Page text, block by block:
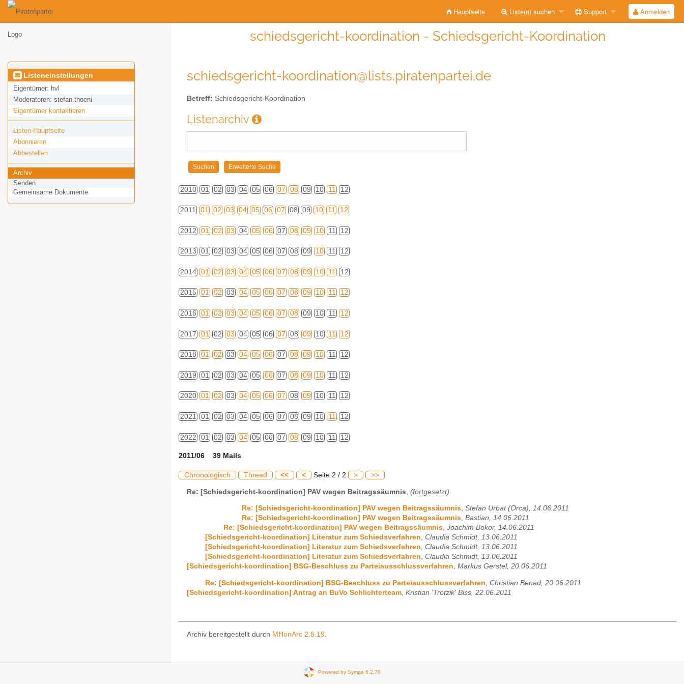
Hauptseite Liste(n) suchen Support Anmelden
schiedsgericht-koordination - Schiedsgericht-Koordination
Listeneinstellungen
Eigentümer: hvl
Moderatoren: stefan.thoeni
Eigentümer kontaktieren
Listen-Hauptseite
Abonnieren
Abbestellen
Archiv
Senden
Gemeinsame Dokumente
schiedsgericht-koordination@lists.piratenpartei.de
Betreff: Schiedsgericht-Koordination
Listenarchiv
2010 01 02 03 04 05 06 07 08 09 10 11 12
2011 01 02 03 04 05 06 07 08 09 10 11 12
2012 01 02 03 04 05 06 07 08 09 10 11 12
2013 01 02 03 04 05 06 07 08 09 10 11 12
2014 01 02 03 04 05 06 07 08 09 10 11 12
2015 01 02 03 04 05 06 07 08 09 10 11 12
2016 01 02 03 04 05 06 07 08 09 10 11 12
2017 01 02 03 04 05 06 07 08 09 10 11 12
2018 01 02 03 04 05 06 07 08 09 10 11 12
2019 01 02 03 04 05 06 07 08 09 10 11 12
2020 01 02 03 04 05 06 07 08 09 10 11 12
2021 01 02 03 04 05 06 07 08 09 10 11 12
2022 01 02 03 04 05 06 07 08 09 10 11 12
2011/06 39 Mails
Chronologisch Thread << < Seite 2 / 2 > >>
Re: [Schiedsgericht-koordination] PAV wegen Beitragssäumnis (fortgesetzt)
Re: [Schiedsgericht-koordination] PAV wegen Beitragssäumnis, Stefan Urbat (Orca), 14.06.2011
Re: [Schiedsgericht-koordination] PAV wegen Beitragssäumnis, Bastian, 14.06.2011
Re: [Schiedsgericht-koordination] PAV wegen Beitragssäumnis, Joachim Bokor, 14.06.2011
[Schiedsgericht-koordination] Literatur zum Schiedsverfahren, Claudia Schmidt, 13.06.2011
[Schiedsgericht-koordination] Literatur zum Schiedsverfahren, Claudia Schmidt, 13.06.2011
[Schiedsgericht-koordination] Literatur zum Schiedsverfahren, Claudia Schmidt, 13.06.2011
[Schiedsgericht-koordination] BSG-Beschluss zu Parteiausschlussverfahren, Markus Gerstel, 20.06.2011
Re: [Schiedsgericht-koordination] BSG-Beschluss zu Parteiausschlussverfahren, Christian Benad, 20.06.2011
[Schiedsgericht-koordination] Antrag an BuVo Schlichterteam, Kristian 'Trotzik' Biss, 22.06.2011
Archiv bereitgestellt durch MHonArc 2.6.19
Powered by Sympa 6.2.70